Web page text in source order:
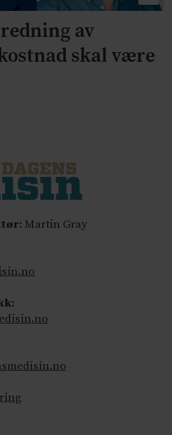
av
skal være
: Martin Gray